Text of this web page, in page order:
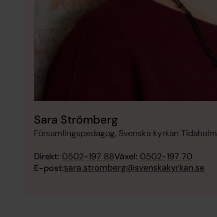
Sara Strömberg
Församlingspedagog, Svenska kyrkan Tidaholm
Direkt: 0502-197 88Växel: 0502-197 70
E-post:sara.stromberg@svenskakyrkan.se